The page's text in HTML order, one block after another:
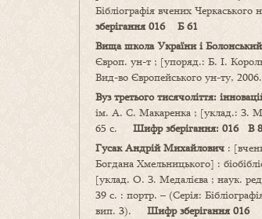
Бібліографія вчених
зберігання 016 Б 61
Вища школа України і
Європ. ун-т ; [упоряд.: Б. І.
Вид-во Європейського ун-ту,
Вуз третього тисячоліття:
ім. А. С. Макаренка ; [уклад.: З.
65 с. Шифр зберігання: 016 В
Гусак Андрій Михайлович :
Богдана Хмельницького] :
[уклад. О. З. Медалієва ; наук.
39 с. : портр. – (Серія:
вип. 3). Шифр зберігання 016